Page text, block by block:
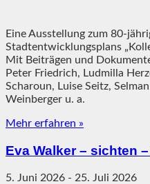
Eine Ausstellung zum 80-
Stadtentwicklungsplans
Mit Beiträgen und
Peter Friedrich, Ludmilla
Scharoun, Luise Seitz,
Weinberger u. a.
Mehr erfahren »
Eva Walker – sichten
5. Juni 2026 - 25. Juli 2026